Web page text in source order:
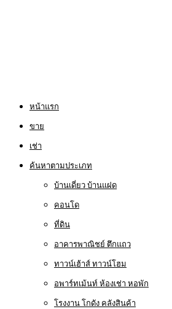
หน้าแรก
ขาย
เช่า
ค้นหาตามประเภท
บ้านเดี่ยว บ้านแฝด
คอนโด
ที่ดิน
อาคารพาณิชย์ ตึกแถว
ทาวน์เฮ้าส์ ทาวน์โฮม
อพาร์ทเม้นท์ ห้องเช่า หอพัก
โรงงาน โกดัง คลังสินค้า